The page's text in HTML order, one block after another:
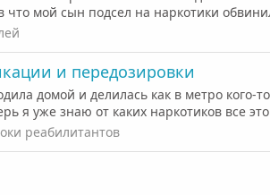
что мой сын подсел на наркотики
и передозировки
домой и делилась как в метро
я уже знаю от каких наркотиков все
реабилитантов